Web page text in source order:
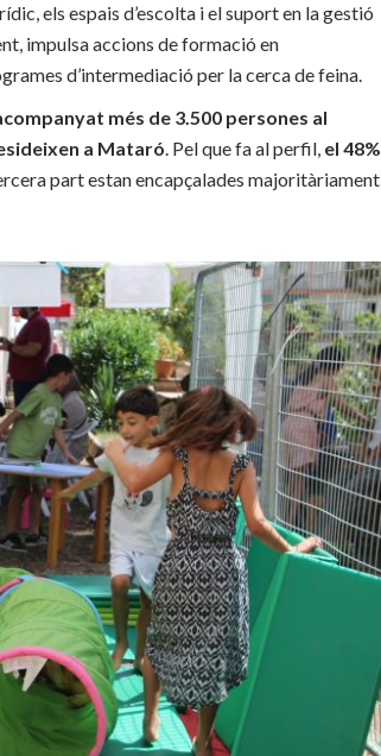
els espais d’escolta i el suport en la gestió
impulsa accions de formació en
d’intermediació per la cerca de feina.
més de 3.500 persones al
a Mataró. Pel que fa al perfil, el 48%
part estan encapçalades majoritàriament